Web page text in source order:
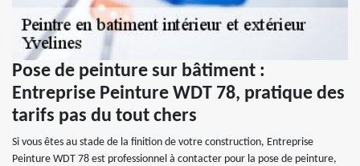
Pose de peinture sur bâtiment :
Entreprise Peinture WDT 78, pratique des
tarifs pas du tout chers
Si vous êtes au stade de la finition de votre construction, Entreprise
Peinture WDT 78 est professionnel à contacter pour la pose de peinture,